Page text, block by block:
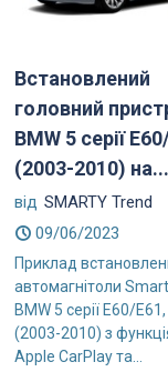
Встановлений
головний
BMW 5 серії
(2003-2010) на...
від SMARTY Trend
09/06/2023
Приклад
автомагнітоли
BMW 5 серії E60/
(2003-2010) з
Apple CarPlay та...